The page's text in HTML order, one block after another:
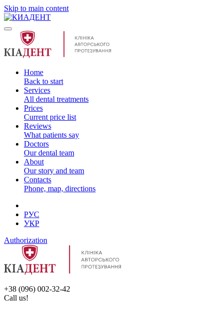
Skip to main content
Home
Back to start
Services
All dental treatments
Prices
Current price list
Reviews
What patients say
Doctors
Our dental team
About
Our story and team
Contacts
Phone, map, directions
РУС
УКР
Authorization
+38 (096) 002-32-42
Call us!